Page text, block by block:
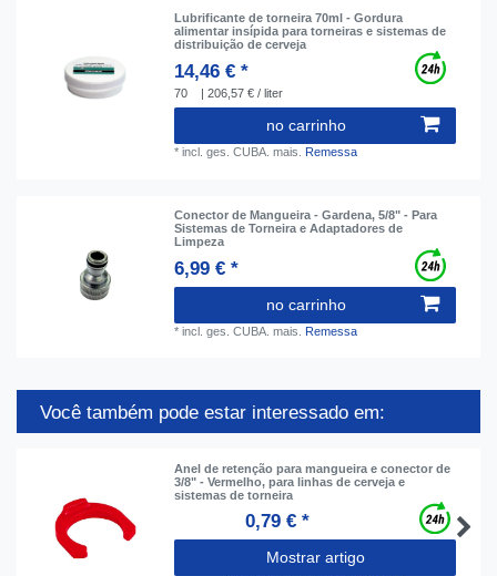
Lubrificante de torneira 70ml - Gordura
alimentar insípida para torneiras e sistemas de
distribuição de cerveja
14,46 € *
70 | 206,57 € / liter
no carrinho
*incl. ges. CUBA. mais. Remessa
Conector de Mangueira - Gardena, 5/8" - Para
Sistemas de Torneira e Adaptadores de
Limpeza
6,99 € *
no carrinho
*incl. ges. CUBA. mais. Remessa
Você também pode estar interessado em:
Anel de retenção para mangueira e conector de
3/8" - Vermelho, para linhas de cerveja e
sistemas de torneira
0,79 € *
Mostrar artigo